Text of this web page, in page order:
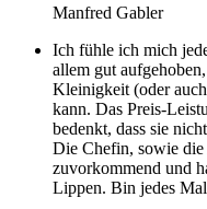
Manfred Gabler
Ich fühle ich mich
allem gut
Kleinigkeit (oder
kann. Das Preis-
bedenkt, dass sie
Die Chefin, sowie die
zuvorkommend und
Lippen. Bin jedes